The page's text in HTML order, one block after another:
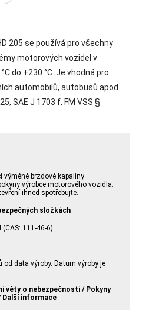
205 se používá pro všechny
motorových vozidel v
do +230 °C. Je vhodná pro
automobilů, autobusů apod.
SAE J 1703 f, FM VSS §
výměně brzdové kapaliny
výrobce motorového vozidla.
ihned spotřebujte.
složkách
111-46-6).
data výroby. Datum výroby je
věty o nebezpečnosti / Pokyny
Další informace